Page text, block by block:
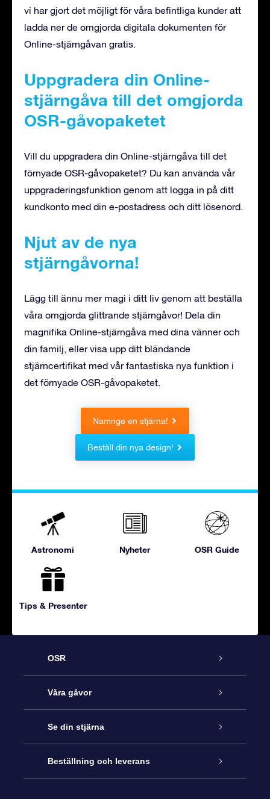
vi har gjort det möjligt för våra befintliga kunder att
ladda ner de omgjorda digitala dokumenten för
Online-stjärngåvan gratis.
Uppgradera din Online-
stjärngåva till det omgjorda
OSR-gåvopaketet
Vill du uppgradera din Online-stjärngåva till det
förnyade OSR-gåvopaketet? Du kan använda vår
uppgraderingsfunktion genom att logga in på ditt
kundkonto med din e-postadress och ditt lösenord.
Njut av de nya
stjärngåvorna!
Lägg till ännu mer magi i ditt liv genom att beställa
våra omgjorda glittrande stjärngåvor! Dela din
magnifika Online-stjärngåva med dina vänner och
din familj, eller visa upp ditt bländande
stjärncertifikat med vår fantastiska nya funktion i
det förnyade OSR-gåvopaketet.
Namnge en stjärna!
Beställ din nya design!
Astronomi Nyheter OSR Guide
Tips & Presenter
OSR
Kundtjänst
Kontakta oss
Blogg
Våra gåvor
Online-Stjärngåva
OSR Gåvopaket
Se din stjärna
Stjärnregiste
Beställning och leverans